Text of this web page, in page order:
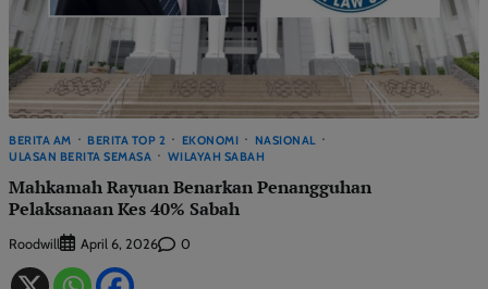
BERITA AM BERITA TOP 2 EKONOMI
NASIONAL
ULASAN BERITA SEMASA
WILAYAH SABAH
Mahkamah Rayuan Benarkan Penangguhan
Pelaksanaan Kes 40% Sabah
Roodwill April 6, 2026 0